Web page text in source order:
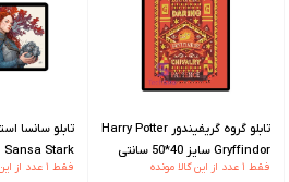
تابلو گروه گریفیندور Harry Potter
Gryffindor سایز 40*50 سانتی
فقط ۱ عدد از این کالا مونده 40*70 سانتی
فقط ۱ عدد از این کالا مونده